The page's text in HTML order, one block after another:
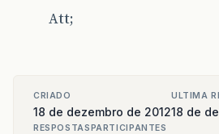
Att;
CRIADO
18 de dezembro de 2012
ULTIMA
18 de
RESPOSTASPARTICIPANTES